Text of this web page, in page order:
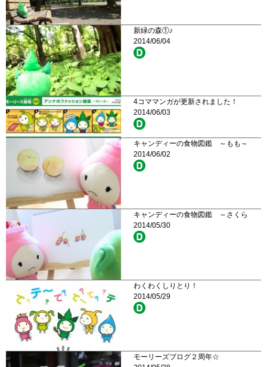
新緑の森①♪
2014/06/04
4コママンガが更新されました！
2014/06/03
キャンディーの食物図鑑 ～もも～
2014/06/02
キャンディーの食物図鑑 ～さくら
2014/05/30
わくわくしりとり！
2014/05/29
モーリーズブログ２周年☆